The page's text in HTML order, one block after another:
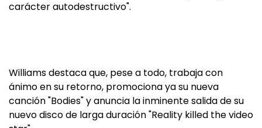
carácter autodestructivo".
Williams destaca que, pese a todo, trabaja con
ánimo en su retorno, promociona ya su nueva
canción "Bodies" y anuncia la inminente salida de su
nuevo disco de larga duración "Reality killed the video